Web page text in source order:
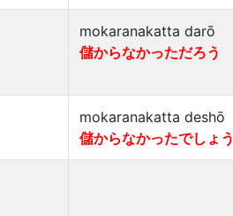
mokaranakatta darō
儲からなかっただろう
mokaranakatta deshō
儲からなかったでしょう